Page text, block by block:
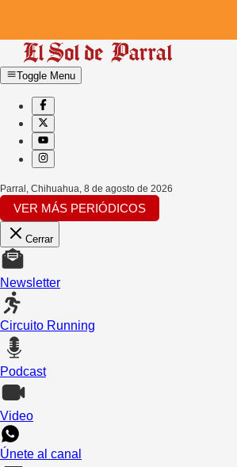
Toggle Menu
Parral, Chihuahua 8 de agosto de 2026
VER MÁS PERIÓDICOS
Cerrar
Newsletter
Circuito Running
Podcast
Video
Únete al canal